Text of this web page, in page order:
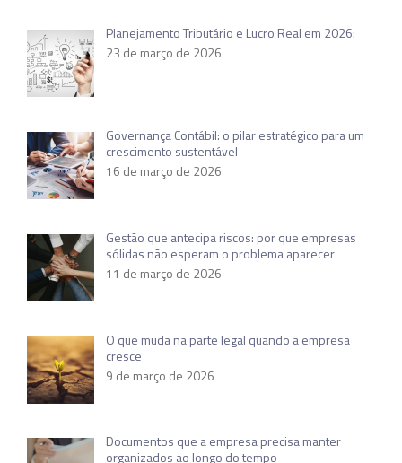
Planejamento Tributário e Lucro Real em 2026:
23 de março de 2026
Governança Contábil: o pilar estratégico para um
crescimento sustentável
16 de março de 2026
Gestão que antecipa riscos: por que empresas
sólidas não esperam o problema aparecer
11 de março de 2026
O que muda na parte legal quando a empresa
cresce
9 de março de 2026
Documentos que a empresa precisa manter
organizados ao longo do tempo